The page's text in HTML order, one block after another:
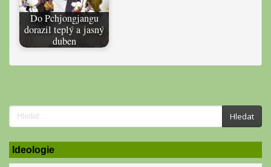
Do Pchjongjangu
dorazil teplý a jasný
duben
Search
for:
Hledat
Ideologie